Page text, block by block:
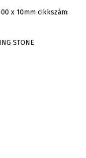
x 10mm cikkszám:
STONE